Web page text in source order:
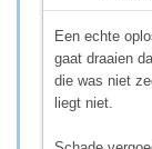
Een echte
gaat draaien
die was niet
liegt niet.